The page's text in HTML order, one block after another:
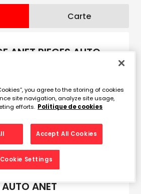
Carte
ANET PIECES AUTO
Brigault
08:30 - 12:00 et 13:30 -
Téléphone
Voir plus
AUTO ANET
you agree to the storing of cookies
site navigation, analyze site usage,
efforts. Politique de cookies
Accept All Cookies
Cookie Settings